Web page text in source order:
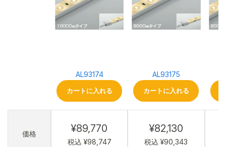
価格
AL93174
カートに入れる
¥89,770
税込 ¥98,747
AL93175
カートに入れる
¥82,130
税込 ¥90,343